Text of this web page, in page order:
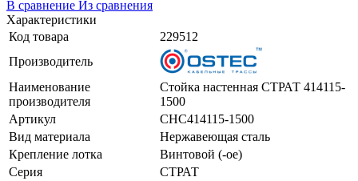
В сравнение Из сравнения
Характеристики
Код товара
229512
Производитель
Наименование
производителя
Стойка настенная СТРАТ 414115-
1500
Артикул
СНС414115-1500
Вид материала
Нержавеющая сталь
Крепление лотка
Винтовой (-ое)
Серия
СТРАТ